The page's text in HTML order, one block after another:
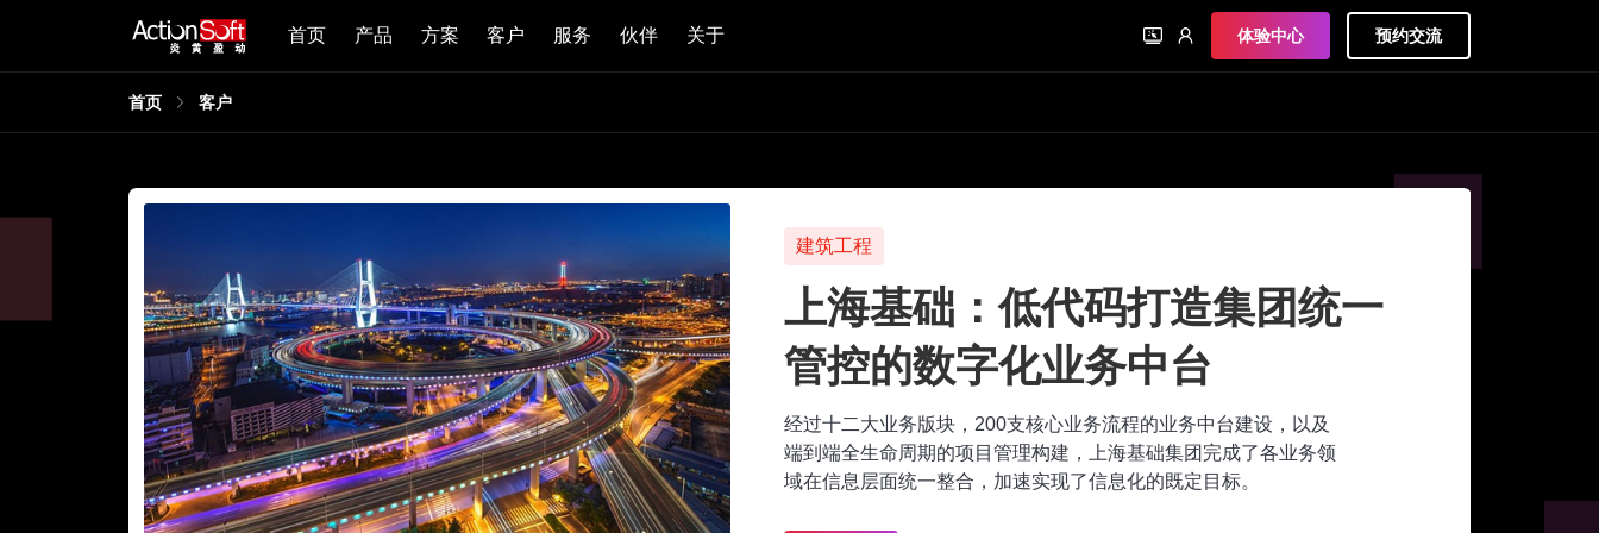
首页 产品 方案 客户 服务 伙伴 关于 体验中心 预约交流
首页 客户
建筑工程
上海基础：低代码打造集团统一
管控的数字化业务中台
经过十二大业务版块，200支核心业务流程的业务中台建设，以及
端到端全生命周期的项目管理构建，上海基础集团完成了各业务领
域在信息层面统一整合，加速实现了信息化的既定目标。